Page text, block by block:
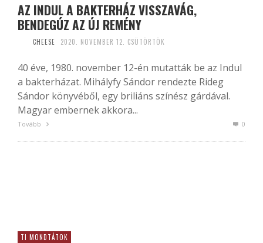
AZ INDUL A BAKTERHÁZ VISSZAVÁG,
BENDEGÚZ AZ ÚJ REMÉNY
CHEESE 2020. NOVEMBER 12. CSÜTÖRTÖK
40 éve, 1980. november 12-én mutatták be az Indul
a bakterházat. Mihályfy Sándor rendezte Rideg
Sándor könyvéből, egy briliáns színész gárdával.
Magyar embernek akkora...
Tovább 0
TI MONDTÁTOK